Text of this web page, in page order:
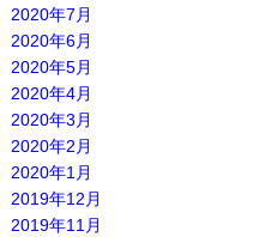
2020年7月
2020年6月
2020年5月
2020年4月
2020年3月
2020年2月
2020年1月
2019年12月
2019年11月